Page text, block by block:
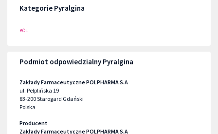
Kategorie Pyralgina
BÓL
Podmiot odpowiedzialny Pyralgina
Zakłady Farmaceutyczne POLPHARMA S.A
ul. Pelplińska 19
83-200Starogard Gdański
Polska
Producent
Zakłady Farmaceutyczne POLPHARMA S.A